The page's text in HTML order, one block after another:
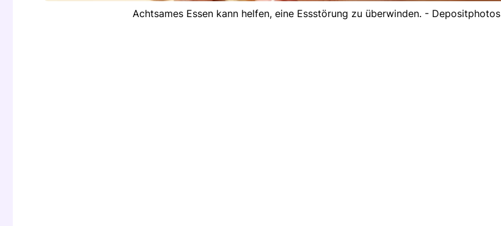
Achtsames Essen kann helfen, eine Essstörung zu überwinden. - Depositphotos